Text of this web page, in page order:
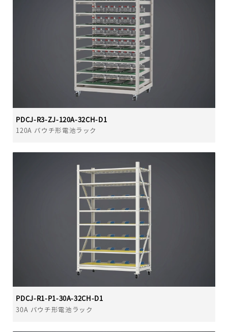
PDCJ-R3-ZJ-120A-32CH-D1
120A パウチ形電池ラック
PDCJ-R1-P1-30A-32CH-D1
30A パウチ形電池ラック